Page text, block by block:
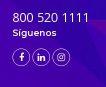
800 520 1111
Síguenos